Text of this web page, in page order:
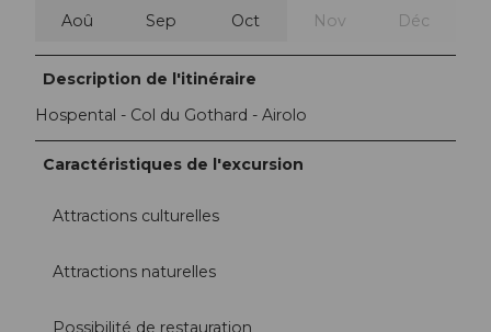
Aoû Sep Oct Nov Déc
Description de l'itinéraire
Hospental - Col du Gothard - Airolo
Caractéristiques de l'excursion
Attractions culturelles
Attractions naturelles
Possibilité de restauration